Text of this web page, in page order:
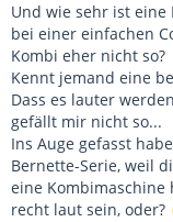
Und wie sehr ist
bei einer einfachen
Kombi eher nicht so?
Kennt jemand eine
Dass es lauter
gefällt mir nicht so...
Ins Auge gefasst
Bernette-Serie, weil
eine
recht laut sein, oder?